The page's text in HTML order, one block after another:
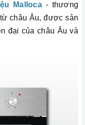
Malloca- thương
châu Âu, được sản
đại của châu Âu và